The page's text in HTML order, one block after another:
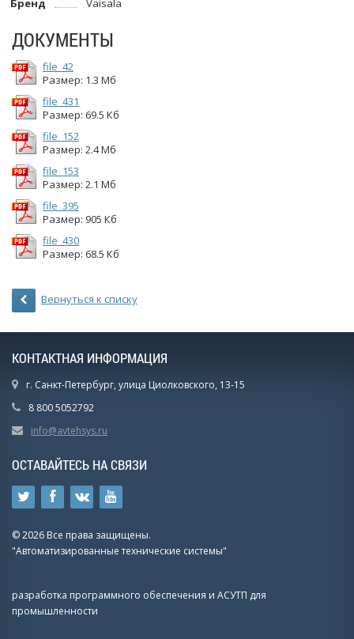
Бренд
Vaisala
ДОКУМЕНТЫ
file_42
Размер: 1.3 Мб
file_431
Размер: 69.5 Кб
file_152
Размер: 2.4 Мб
file_153
Размер: 2.1 Мб
file_395
Размер: 905 Кб
file_430
Размер: 68.5 Кб
Вернуться к списку
КОНТАКТНАЯ ИНФОРМАЦИЯ
г. Санкт-Петербург, улица Циолковского, 13-15
8 800 5052792
info@avtehsys.ru
ОСТАВАЙТЕСЬ НА СВЯЗИ
© 2026 Все права защищены.
"Автоматизированные технические системы"
разработка программного обеспечения и АСУТП для
промышленности